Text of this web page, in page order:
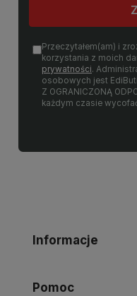
Przeczytałem(am) i
korzystania z moich
prywatności.
osobowych jest
Z OGRANICZONĄ
każdym czasie
Informacje
Pomoc